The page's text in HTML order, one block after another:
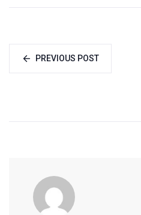
PREVIOUS POST